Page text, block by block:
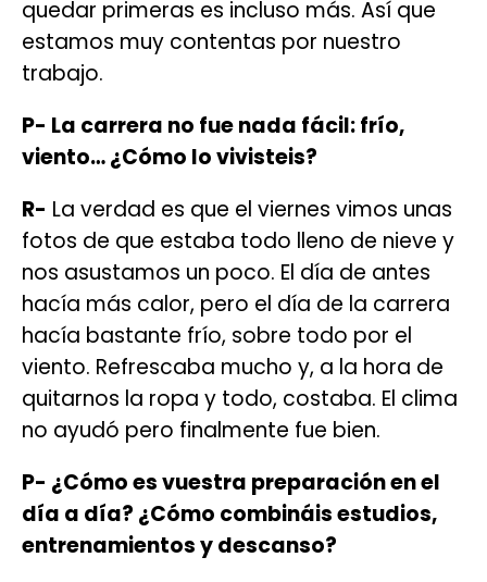
quedar primeras es incluso más. Así que
estamos muy contentas por nuestro
trabajo.
P- La carrera no fue nada fácil: frío,
viento… ¿Cómo lo vivisteis?
R- La verdad es que el viernes vimos unas
fotos de que estaba todo lleno de nieve y
nos asustamos un poco. El día de antes
hacía más calor, pero el día de la carrera
hacía bastante frío, sobre todo por el
viento. Refrescaba mucho y, a la hora de
quitarnos la ropa y todo, costaba. El clima
no ayudó pero finalmente fue bien.
P- ¿Cómo es vuestra preparación en el
día a día? ¿Cómo combináis estudios,
entrenamientos y descanso?